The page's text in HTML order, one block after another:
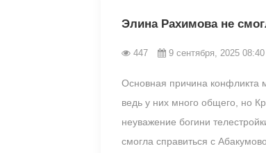
Элина Рахимова не
447 9 сентября, 2025 08:40
Основная причина конфликта
ведь у них много общего, но
неуважение богини
смогла справиться с